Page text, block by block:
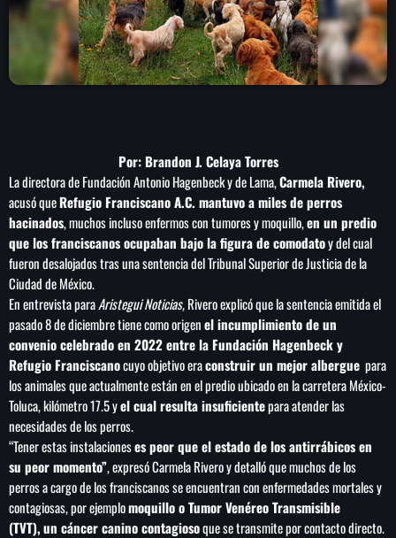
NOTAS
PROGRAMACIÓN keyboard_arrow_down
HISTORIA
SEARCH
SEARCH
NOTAS
Importaciones de gas frenan soberanía
energética de México: Comité científico
Milei celebra ‘visita histórica’ del papa León
XIV en noviembre
Por: Brandon J. Celaya Torres
La directora de Fundación Antonio Hagenbeck y de Lama,Carmela Rivero,
acusó queRefugio Franciscano A.C. mantuvo a miles de perros
hacinados, muchos incluso enfermos con tumores y moquillo,en un predio
que los franciscanos ocupaban bajo la figura de comodatoy del cual
fueron desalojados tras una sentencia del Tribunal Superior de Justicia de la
Ciudad de México.
En entrevista paraAristegui Noticias,Rivero explicó que la sentencia emitida el
pasado 8 de diciembre tiene como origenel incumplimiento de un
convenio celebrado en 2022 entre la Fundación Hagenbeck y
Refugio Franciscanocuyo objetivo eraconstruir un mejor albergue para
los animales que actualmente están en el predio ubicado en la carretera México-
Toluca, kilómetro 17.5 yel cual resulta insuficientepara atender las
necesidades de los perros.
“Tener estas instalacioneses peor que el estado de los antirrábicos en
su peor momento”, expresó Carmela Rivero y detalló que muchos de los
perros a cargo de los franciscanos se encuentran con enfermedades mortales y
contagiosas, por ejemplomoquillo o Tumor Venéreo Transmisible
(TVT),un cáncer canino contagiosoque se transmite por contacto directo.